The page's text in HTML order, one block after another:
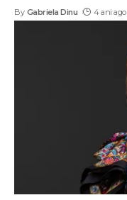
By Gabriela Dinu 4 ani ago